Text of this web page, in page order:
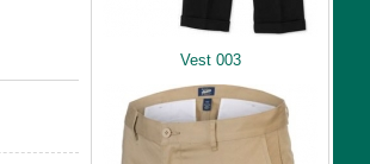
Vest 003